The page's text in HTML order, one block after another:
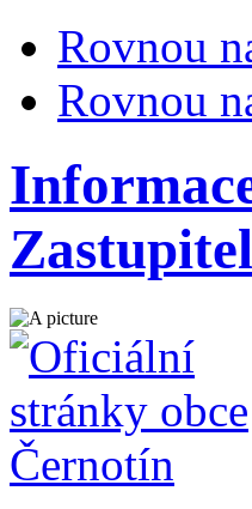
Rovnou
Rovnou